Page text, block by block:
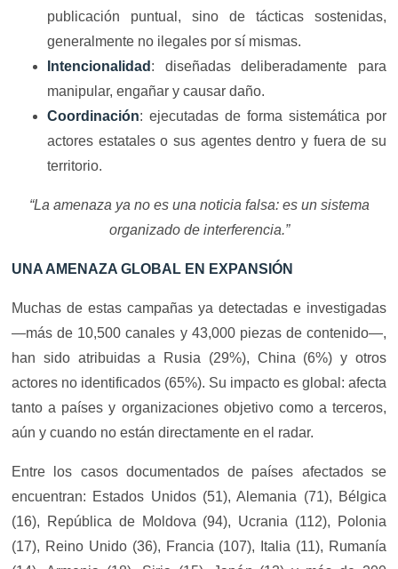
publicación puntual, sino de tácticas sostenidas,
generalmente no ilegales por sí mismas.
Intencionalidad : diseñadas deliberadamente para
manipular, engañar y causar daño.
Coordinación: ejecutadas de forma sistemática por
actores estatales o sus agentes dentro y fuera de su
territorio.
“La amenaza ya no es una noticia falsa: es un sistema
organizado de interferencia.”
UNA AMENAZA GLOBAL EN EXPANSIÓN
Muchas de estas campañas ya detectadas e investigadas
—más de 10,500 canales y 43,000 piezas de contenido—,
han sido atribuidas a Rusia (29%), China (6%) y otros
actores no identificados (65%). Su impacto es global: afecta
tanto a países y organizaciones objetivo como a terceros,
aún y cuando no están directamente en el radar.
Entre los casos documentados de países afectados se
encuentran: Estados Unidos (51), Alemania (71), Bélgica
(16), República de Moldova (94), Ucrania (112), Polonia
(17), Reino Unido (36), Francia (107), Italia (11), Rumanía